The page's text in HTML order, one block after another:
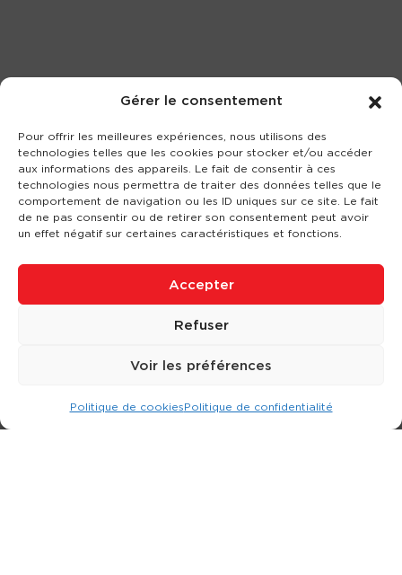
Gérer le consentement
Pour offrir les meilleures expériences, nous utilisons des
technologies telles que les cookies pour stocker et/ou accéder
aux informations des appareils. Le fait de consentir à ces
technologies nous permettra de traiter des données telles que le
comportement de navigation ou les ID uniques sur ce site. Le fait
de ne pas consentir ou de retirer son consentement peut avoir
un effet négatif sur certaines caractéristiques et fonctions.
Accepter
Refuser
Voir les préférences
Politique de cookiesPolitique de confidentialité